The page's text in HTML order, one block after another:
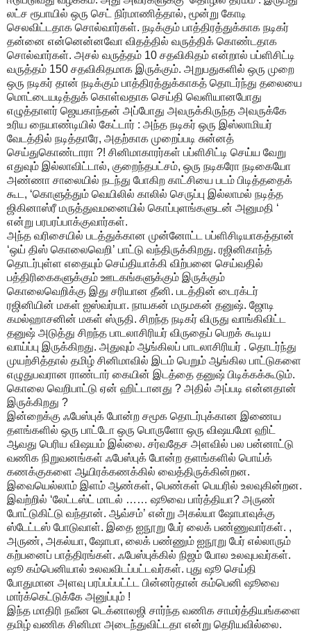
லட்ச ரூபாயில் ஒரு செட் நிர்மாணித்தால், மூன்று கோடி
செலவிட்டதாக சொல்வார்கள். நடிக்கும் பாத்திரத்துக்காக நடிகர்
தன்னை என்னென்னவோ விதத்தில் வருத்திக் கொண்டதாக
சொல்வார்கள். அசல் வருத்தம் 10 சதவிகிதம் என்றால் பப்ளிசிட்டி
வருத்தம் 150 சதவிகிதமாக இருக்கும். அறுபதுகளில் ஒரு முறை
ஒரு நடிகர் தான் நடிக்கும் பாத்திரத்துக்காகத் தொடர்ந்து தலையை
மொட்டையடித்துக் கொள்வதாக செய்தி வெளியானபோது
எழுத்தாளர் ஜெயகாந்தன் அப்போது அவருக்கிருந்த அவருக்கே
உரிய நையாண்டியில் கேட்டார் : அந்த நடிகர் ஒரு இஸ்லாமியர்
வேடத்தில் நடித்தாரே, அதற்காக முறைப்படி சுன்னத்
செய்துகொண்டாரா ?! சினிமாகாரர்கள் பப்ளிசிட்டி செய்ய வேறு
எதுவும் இல்லாவிட்டால், குறைந்தபட்சம், ஒரு நடிகரோ நடிகையோ
அண்ணா சாலையில் நடந்து போகிற காட்சியை படம் பிடித்ததைக்
கூட, ‘கொளுத்தும் வெயிலில் காலில் செருப்பு இல்லாமல் நடித்த
ஜிகினாஸ்ரீ மருத்துவமனையில் கொப்புளங்களுடன் அனுமதி ‘
என்று பரபரப்பாக்குவார்கள்.
அந்த வரிசையில் படத்துக்கான முன்னோட்ட பப்ளிசிடியாகத்தான்
‘ஒய் திஸ் கொலைவெறி’ பாட்டு வந்திருக்கிறது. ரஜினிகாந்த்
தொடர்புள்ள எதையும் செய்தியாக்கி விற்பனை செய்வதில்
பத்திரிகைகளுக்கும் ஊடகங்களுக்கும் இருக்கும்
கொலைவெறிக்கு இது சரியான தீனி. படத்தின் டைரக்டர்
ரஜினியின் மகள் ஐஸ்வர்யா. நாயகன் மருமகன் தனுஷ். ஜோடி
கமல்ஹாசனின் மகள் ஸ்ருதி. சிறந்த நடிகர் விருது வாங்கிவிட்ட
தனுஷ் அடுத்து சிறந்த பாடலாசிரியர் விருதைப் பெறக் கூடிய
வாய்ப்பு இருக்கிறது. அதுவும் ஆங்கிலப் பாடலாசிரியர் . தொடர்ந்து
முயற்சித்தால் தமிழ் சினிமாவில் இடம் பெறும் ஆங்கில பாட்டுகளை
எழுதுபவரான ராண்டார் கையின் இடத்தை தனுஷ் பிடிக்கக்கூடும்.
கொலை வெறிபாட்டு ஏன் ஹிட்டானது ? அதில் அப்படி என்னதான்
இருக்கிறது ?
இன்றைக்கு ஃபேஸ்புக் போன்ற சமூக தொடர்புக்கான இணைய
தளங்களில் ஒரு பாட்டோ ஒரு பொருளோ ஒரு விஷயமோ ஹிட்
ஆவது பெரிய விஷயம் இல்லை. சர்வதேச அளவில் பல பன்னாட்டு
வணிக நிறுவனங்கள் ஃபேஸ்புக் போன்ற தளங்களில் பொய்க்
கணக்குகளை ஆயிரக்கணக்கில் வைத்திருக்கின்றன.
இவையெல்லாம் இளம் ஆண்கள், பெண்கள் பெயரில் உலவுகின்றன.
இவற்றில் ‘லேட்டஸ்ட் மாடல் …… ஷூவை பார்த்தியா? அருண்
போட்டுகிட்டு வந்தான். ஆவ்சம்’ என்று அகல்யா ஷோபாவுக்கு
ஸ்டேட்டஸ் போடுவாள். இதை ஐநூறு பேர் லைக் பண்ணுவார்கள். ,
அருண், அகல்யா, ஷோபா, லைக் பண்ணும் ஐநூறு பேர் எல்லாரும்
கற்பனைப் பாத்திரங்கள். ஃபேஸ்புக்கில் நிஜம் போல உலவுபவர்கள்.
ஷூ கம்பெனியால் உலவவிடப்பட்டவர்கள். புது ஷூ செய்தி
போதுமான அளவு பரப்பப்பட்ட்ட பின்னர்தான் கம்பெனி ஷூவை
மார்க்கெட்டுக்கே அனுப்பும் !
இந்த மாதிரி நவீன டெக்னாலஜி சார்ந்த வணிக சாமர்த்தியங்களை
தமிழ் வணிக சினிமா அடைந்துவிட்டதா என்று தெரியவில்லை.